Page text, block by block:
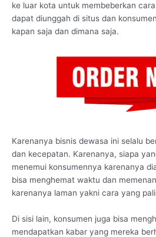
ke luar kota untuk membeberkan
dapat diunggah di situs dan
kapan saja dan dimana saja.
Karenanya bisnis dewasa ini selalu
dan kecepatan. Karenanya, siapa
menemui konsumennya karenanya
bisa menghemat waktu dan
karenanya laman yakni cara yang
Di sisi lain, konsumen juga bisa
mendapatkan kabar yang mereka